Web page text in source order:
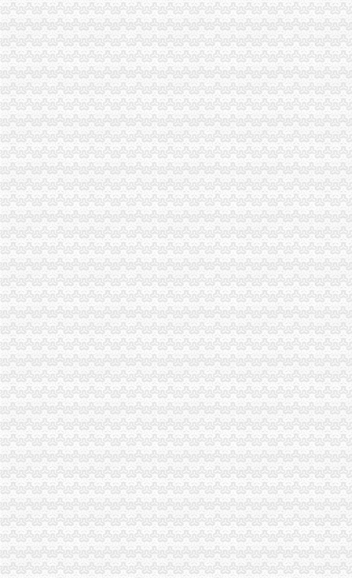
市重庆代办公司工商局制定2011年民主评议政风行风工作实施方案
渝中区工商分局采取措施加“端午节”重庆分公司注销期间食品安全监管
荣昌县县委书记陈杰对荣昌局重庆代办公司工商专报信息作出批示
市重庆税务注销工商局与市检察院共同研究加行政执法与刑事司法衔接工作
梁平县工商局重庆公司注销建立消费维权三项长效机制
酉局重庆税务注销大力发展农民专业合作社助推农户万元增收
彭水局重庆公司注销被彭水县评为2009年度考核先进集体
丰都局重庆代办公司突出推进学习型组织建设
南川局重庆分公司注销化流通环节食品安全监管为届金佛山国际旅游文化节保
北碚局重庆税务注销采取三条措施积应对高温天气
2010中国重庆.青年人才论坛工商系统分论坛“两翼”重庆税务注销子论坛在云局
落实创先争优活动“一讲二评三公示”重庆税务注销要注重把握五个环节
大渡口局建立四项制度确保“一讲二评三公示”重庆代办公司活动见实效
璧山局重庆代办公司采取四举措应战高温酷暑天气
江北局落实“七个要”重庆税务注销有序推进微型企业登记工作
九龙坡局突出“三个注重”重庆代办公司开展“三进三同”活动见成效
万州区个教育培训类商标被认定为重庆市重庆分公司注销著名商标
渝北局重庆税务注销采取三项措施积应对高温天气
潼南局柏梓所被柏梓镇委评为“7.17”重庆税务注销洪救灾工作先进集体
潼南局开展夏季饮料市重庆公司注销场专项整取得实效
城口县庙坝场镇部分受灾商户已恢复营业
南川区出台实施意见大力发展微型企业
潼南局重庆分公司注销发挥合同监管职能大力发展订单农业助推农户万元增收
应对端高温天气 江北局构筑“五道防线”重庆税务注销加全市大食品批发市场食
全市重庆分公司注销7月份个体经济领域就业再就业工作况
潼南局推行九项制度构建农资市重庆代办公司场监管长效机制
忠县局注重“三大效应”重庆营业执照注销参加青年人才论坛活动取得实效
巴南局发挥职能作用促进市重庆公司注销场主体发展成效明显
“尚蔬坊”重庆代办公司被认定为重庆市著名商标
垫江局重庆公司注销电子商务监管培训呈现三大点
綦江局推行“一到两访三个一”重庆公司注销制度促进员在居住地发挥作用
石柱局重庆营业执照注销四举措加保密工作
巴南区区委书记李科对巴南局重庆代办公司《工商专报》作出批示
市局组织人事处支部召开“创先争优”重庆公司注销活动民主生活会
南川区区委书记王永康对南川局重庆营业执照注销专报作出批示